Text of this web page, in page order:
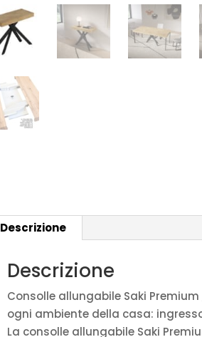
Descrizione
Descrizione
Consolle allungabile Saki
ogni ambiente della casa:
La consolle allungabile Saki